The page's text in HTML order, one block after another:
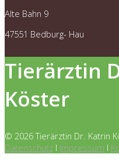
Alte Bahn 9
47551 Bedburg- Hau
Tierärztin
Köster
© 2026 Tierärztin Dr. Katrin
Datenschutz l Impressum l